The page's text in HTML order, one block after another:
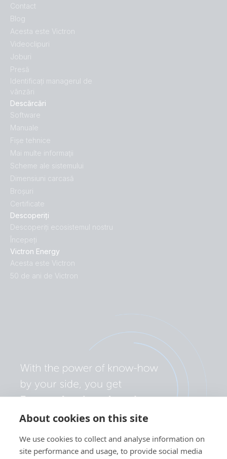
About cookies on this site
We use cookies to collect and analyse information on
site performance and usage, to provide social media
Descoperiți
Descoperiți ecosistemul nostru
Începeți
Victron Energy
Acesta este Victron
50 de ani de Victron
Descărcări
Software
Manuale
Fișe tehnice
Mai multe informaţii
Scheme ale sistemului
Dimensiuni carcasă
Broșuri
Certificate
Contact
Blog
Acesta este Victron
Videoclipuri
Joburi
Presă
Identificați managerul de
vânzări